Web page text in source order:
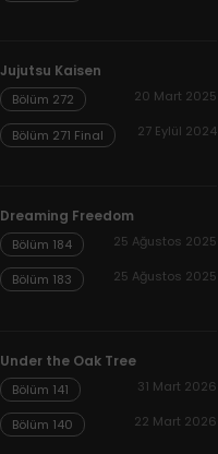
Jujutsu Kaisen
Bölüm 272 20 Mart 2025
Bölüm 271 Final 27 Eylül 2024
Dreaming Freedom
Bölüm 184 25 Ağustos 2025
Bölüm 183 25 Ağustos 2025
Under the Oak Tree
Bölüm 141 31 Mart 2026
Bölüm 140 22 Mart 2026